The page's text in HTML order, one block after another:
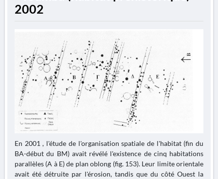
2002
En 2001 , l'étude de l'organisation spatiale de l'habitat (fin du
BA-début du BM) avait révélé l'existence de cinq habitations
parallèles (A à E) de plan oblong (fig. 153). Leur limite orientale
avait été détruite par l'érosion, tandis que du côté Ouest la